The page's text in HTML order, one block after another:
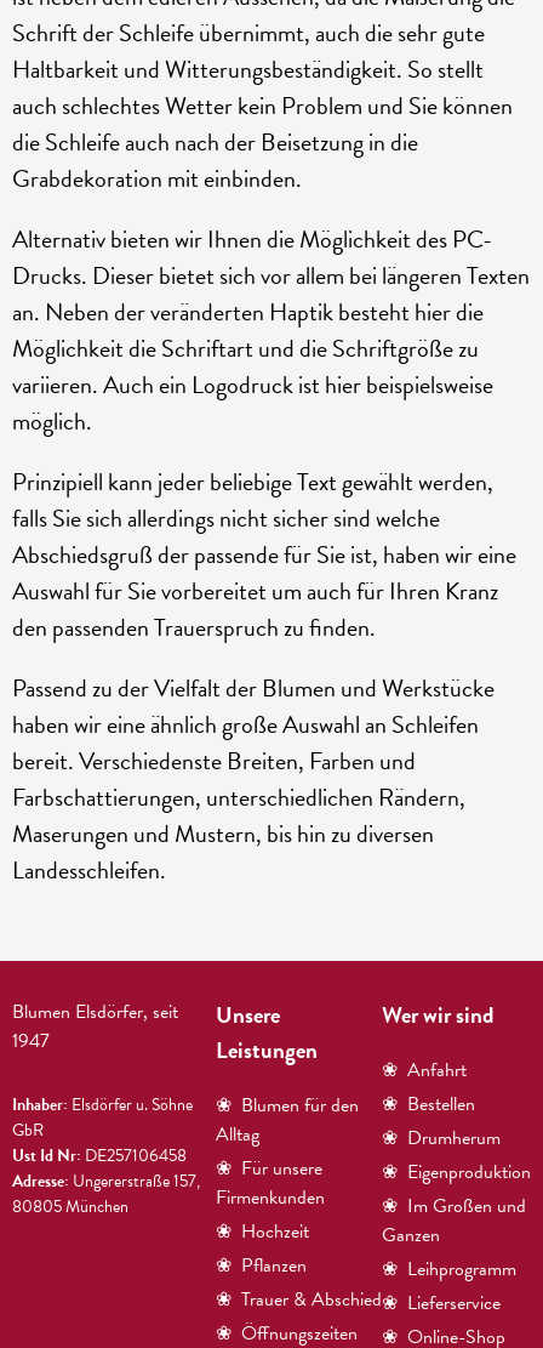
Schrift der Schleife übernimmt, auch die sehr gute
Haltbarkeit und Witterungsbeständigkeit. So stellt
auch schlechtes Wetter kein Problem und Sie können
die Schleife auch nach der Beisetzung in die
Grabdekoration mit einbinden.
Alternativ bieten wir Ihnen die Möglichkeit des PC-
Drucks. Dieser bietet sich vor allem bei längeren Texten
an. Neben der veränderten Haptik besteht hier die
Möglichkeit die Schriftart und die Schriftgröße zu
variieren. Auch ein Logodruck ist hier beispielsweise
möglich.
Prinzipiell kann jeder beliebige Text gewählt werden,
falls Sie sich allerdings nicht sicher sind welche
Abschiedsgruß der passende für Sie ist, haben wir eine
Auswahl für Sie vorbereitet um auch für Ihren Kranz
den passenden Trauerspruch zu finden.
Passend zu der Vielfalt der Blumen und Werkstücke
haben wir eine ähnlich große Auswahl an Schleifen
bereit. Verschiedenste Breiten, Farben und
Farbschattierungen, unterschiedlichen Rändern,
Maserungen und Mustern, bis hin zu diversen
Landesschleifen.
Blumen Elsdörfer, seit
1947
Inhaber: Elsdörfer u. Söhne
GbR
Ust Id Nr: DE257106458
Adresse: Ungererstraße 157,
80805 München
Unsere
Leistungen
❀ Blumen für den
Alltag
❀ Für unsere
Firmenkunden
❀ Hochzeit
❀ Pflanzen
❀ Trauer & Abschied
❀ Öffnungszeiten
Wer wir sind
❀ Anfahrt
❀ Bestellen
❀ Drumherum
❀ Eigenproduktion
❀ Im Großen und
Ganzen
❀ Leihprogramm
❀ Lieferservice
❀ Online-Shop